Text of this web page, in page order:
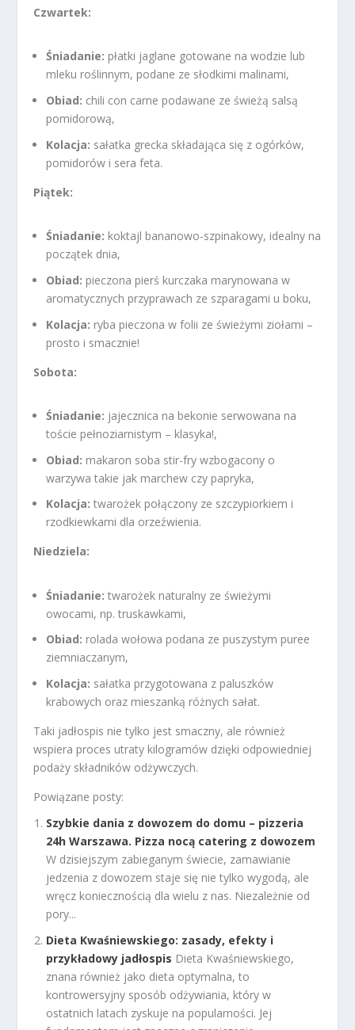
Czwartek:
Śniadanie: płatki jaglane gotowane na wodzie lub
mleku roślinnym, podane ze słodkimi malinami,
Obiad: chili con carne podawane ze świeżą salsą
pomidorową,
Kolacja: sałatka grecka składająca się z ogórków,
pomidorów i sera feta.
Piątek:
Śniadanie: koktajl bananowo-szpinakowy, idealny na
początek dnia,
Obiad: pieczona pierś kurczaka marynowana w
aromatycznych przyprawach ze szparagami u boku,
Kolacja: ryba pieczona w folii ze świeżymi ziołami –
prosto i smacznie!
Sobota:
Śniadanie: jajecznica na bekonie serwowana na
toście pełnoziarnistym – klasyka!,
Obiad: makaron soba stir-fry wzbogacony o
warzywa takie jak marchew czy papryka,
Kolacja: twarożek połączony ze szczypiorkiem i
rzodkiewkami dla orzeźwienia.
Niedziela:
Śniadanie: twarożek naturalny ze świeżymi
owocami, np. truskawkami,
Obiad: rolada wołowa podana ze puszystym puree
ziemniaczanym,
Kolacja: sałatka przygotowana z paluszków
krabowych oraz mieszanką różnych sałat.
Taki jadłospis nie tylko jest smaczny, ale również
wspiera proces utraty kilogramów dzięki odpowiedniej
podaży składników odżywczych.
Powiązane posty:
Szybkie dania z dowozem do domu – pizzeria
24h Warszawa. Pizza nocą catering z dowozem
W dzisiejszym zabieganym świecie, zamawianie
jedzenia z dowozem staje się nie tylko wygodą, ale
wręcz koniecznością dla wielu z nas. Niezależnie od
pory...
Dieta Kwaśniewskiego: zasady, efekty i
przykładowy jadłospis Dieta Kwaśniewskiego,
znana również jako dieta optymalna, to
kontrowersyjny sposób odżywiania, który w
ostatnich latach zyskuje na popularności. Jej